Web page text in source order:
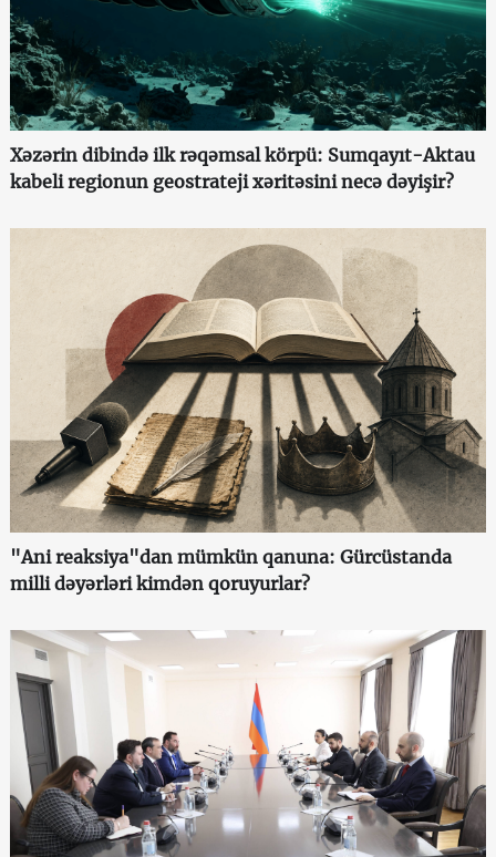
Xəzərin dibində ilk rəqəmsal körpü: Sumqayıt-Aktau
kabeli regionun geostrateji xəritəsini necə dəyişir?
"Ani reaksiya"dan mümkün qanuna: Gürcüstanda
milli dəyərləri kimdən qoruyurlar?